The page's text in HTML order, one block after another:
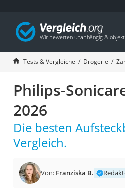
Tests & Vergleiche Drogerie
Philips-
2026
Die besten
Vergleich.
Von: Franziska B.